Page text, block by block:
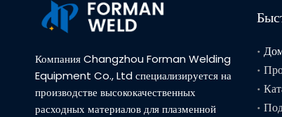
Компания Changzhou Forman Welding
Equipment Co., Ltd специализируется на
производстве высококачественных
расходных материалов для плазменной